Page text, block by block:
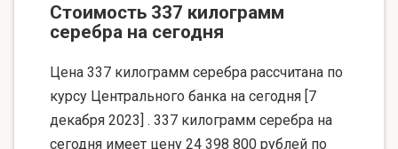
Стоимость 337 килограмм
серебра на сегодня
Цена 337 килограмм серебра рассчитана по
курсу Центрального банка на сегодня [7
декабря 2023] . 337 килограмм серебра на
сегодня имеет цену 24 398 800 рублей по